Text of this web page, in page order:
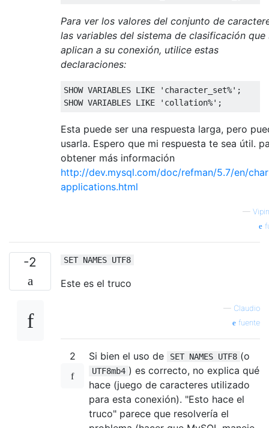
Para ver los valores del conjunto de
las variables del sistema de clasificación que
aplican a su conexión, utilice estas
declaraciones:
SHOW VARIABLES LIKE 'character_set%' ;
SHOW VARIABLES LIKE 'collation%' ;
Esta puede ser una respuesta larga, pero
usarla. Espero que mi respuesta te sea útil.
obtener más información
http://dev.mysql.com/doc/refman/5.7/en/
applications.html
—
-2 SET NAMES UTF8
Este es el truco
— Claudio
fuente
2 Si bien el uso de SET NAMES UTF8 (o
UTF8mb4 ) es correcto, no explica qué
hace (juego de caracteres utilizado
para esta conexión). "Esto hace el
truco" parece que resolvería el